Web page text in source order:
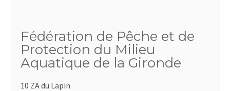
Fédération de Pêche et de
Protection du Milieu
Aquatique de la Gironde
10 ZA du Lapin